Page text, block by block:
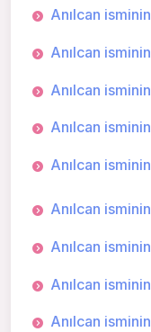
Anılcan
Anılcan
Anılcan
Anılcan
Anılcan
Anılcan
Anılcan
Anılcan
Anılcan